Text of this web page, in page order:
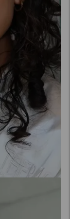
För finare
Revive
in-
användning
som inte
reparera
Perfekt för
hår
på
på
gör att
Fokusera